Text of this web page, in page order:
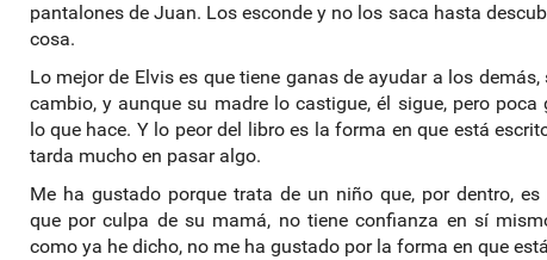
pantalones de Juan. Los esconde y no los saca hasta
cosa.
Lo mejor de Elvis es que tiene ganas de ayudar a los
cambio, y aunque su madre lo castigue, él sigue, pero poca
lo que hace. Y lo peor del libro es la forma en que está
tarda mucho en pasar algo.
Me ha gustado porque trata de un niño que, por dentro, es
que por culpa de su mamá, no tiene confianza en sí
como ya he dicho, no me ha gustado por la forma en que